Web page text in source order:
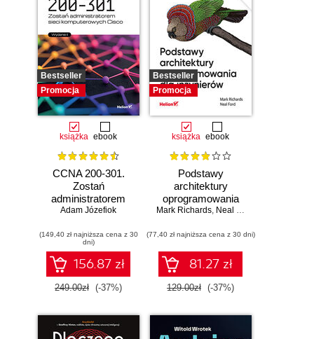
Bestseller
Promocja
książka ebook
CCNA 200-301.
Zostań
administratorem
sieci
Cisco. Wydanie II
Adam Józefiok
(149,40 zł najniższa cena z 30
dni)
156.87 zł
249.00zł (-37%)
Bestseller
Promocja
książka ebook
Podstawy
architektury
oprogramowania
dla inżynierów.
Mark Richards, Neal Ford
(77,40 zł najniższa cena z 30 dni)
81.27 zł
129.00zł (-37%)